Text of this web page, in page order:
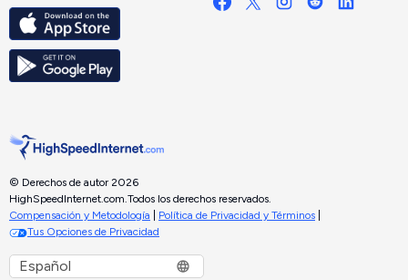
© Derechos de autor 2026
HighSpeedInternet.com. Todos los derechos reservados.
Compensación y Metodología
Política de Privacidad y Términos
Tus Opciones de Privacidad